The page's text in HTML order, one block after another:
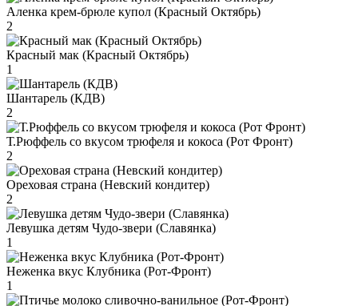
Аленка крем-брюле купол (Красный Октябрь)
2
Красный мак (Красный Октябрь)
1
Шантарель (КДВ)
2
Т.Рюффель со вкусом трюфеля и кокоса (Рот Фронт)
2
Ореховая страна (Невский кондитер)
2
Левушка детям Чудо-звери (Славянка)
1
Неженка вкус Клубника (Рот-Фронт)
1